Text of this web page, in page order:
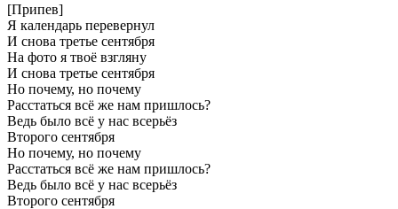
[Припев]
Я календарь перевернул
И снова третье сентября
На фото я твоё взгляну
И снова третье сентября
Но почему, но почему
Расстаться всё же нам пришлось?
Ведь было всё у нас всерьёз
Второго сентября
Но почему, но почему
Расстаться всё же нам пришлось?
Ведь было всё у нас всерьёз
Второго сентября